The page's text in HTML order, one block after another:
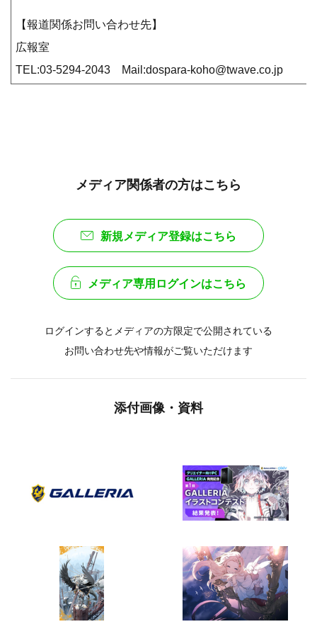
【報道関係お問い合わせ先】
広報室
TEL:03-5294-2043 Mail:dospara-koho@twave.co.jp
メディア関係者の方はこちら
新規メディア登録はこちら
メディア専用ログインはこちら
ログインするとメディアの方限定で公開されている
お問い合わせ先や情報がご覧いただけます
添付画像・資料